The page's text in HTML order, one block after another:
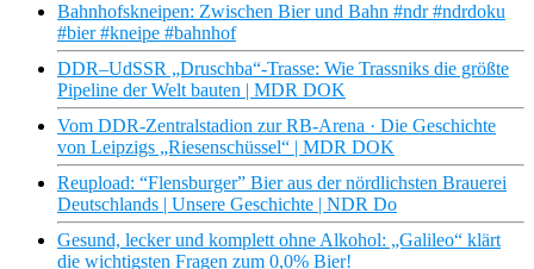
Bahnhofskneipen: Zwischen Bier und Bahn #ndr #ndrdoku
#bier #kneipe #bahnhof
DDR–UdSSR „Druschba“-Trasse: Wie Trassniks die größte
Pipeline der Welt bauten | MDR DOK
Vom DDR-Zentralstadion zur RB-Arena · Die Geschichte
von Leipzigs „Riesenschüssel“ | MDR DOK
Reupload: “Flensburger” Bier aus der nördlichsten Brauerei
Deutschlands | Unsere Geschichte | NDR Do
Gesund, lecker und komplett ohne Alkohol: „Galileo“ klärt
die wichtigsten Fragen zum 0,0% Bier!